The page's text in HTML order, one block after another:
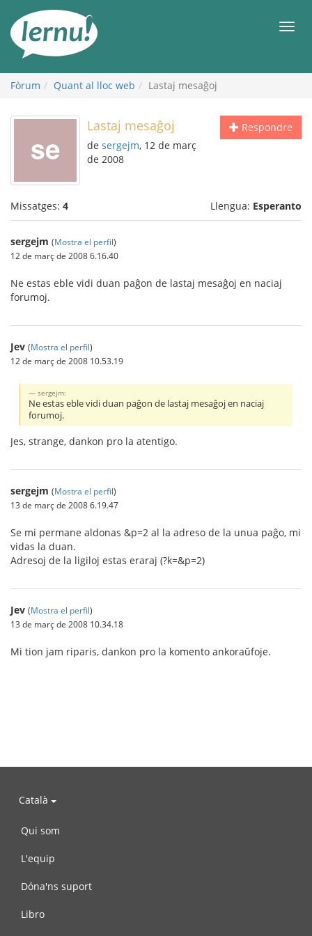
contingut
Fòrum Quant al lloc web Lastaj mesaĝoj
Respondre
Lastaj mesaĝoj
de sergejm, 12 de març
de 2008
Missatges: 4 Llengua: Esperanto
sergejm (Mostra el perfil)
12 de març de 2008 6.16.40
Ne estas eble vidi duan paĝon de lastaj mesaĝoj en naciaj
forumoj.
Jev (Mostra el perfil)
12 de març de 2008 10.53.19
sergejm:
Ne estas eble vidi duan paĝon de lastaj mesaĝoj en naciaj
forumoj.
Jes, strange, dankon pro la atentigo.
sergejm (Mostra el perfil)
13 de març de 2008 6.19.47
Se mi permane aldonas &p=2 al la adreso de la unua paĝo, mi
vidas la duan.
Adresoj de la ligiloj estas eraraj (?k=&p=2)
Jev (Mostra el perfil)
13 de març de 2008 10.34.18
Mi tion jam riparis, dankon pro la komento ankoraŭfoje.
Català
Qui som
L'equip
Dóna'ns suport
Libro